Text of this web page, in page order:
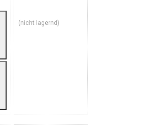
(nicht lagernd)